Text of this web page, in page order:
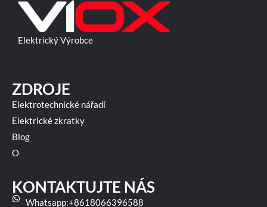
Elektrický Výrobce
ZDROJE
Elektrotechnické nářadí
Elektrické zkratky
Blog
O
KONTAKTUJTE NÁS
Whatsapp:+8618066396588